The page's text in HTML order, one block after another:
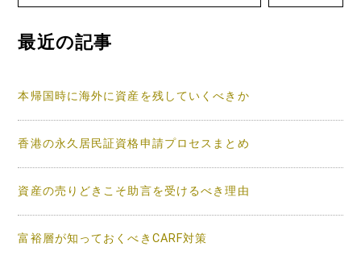
ー
シ
ン
最近の記事
本帰国時に海外に資産を残していくべきか
香港の永久居民証資格申請プロセスまとめ
資産の売りどきこそ助言を受けるべき理由
富裕層が知っておくべきCARF対策